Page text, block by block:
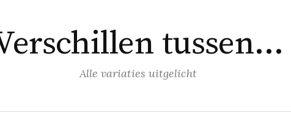
tussen…
Alle variaties uitgelicht